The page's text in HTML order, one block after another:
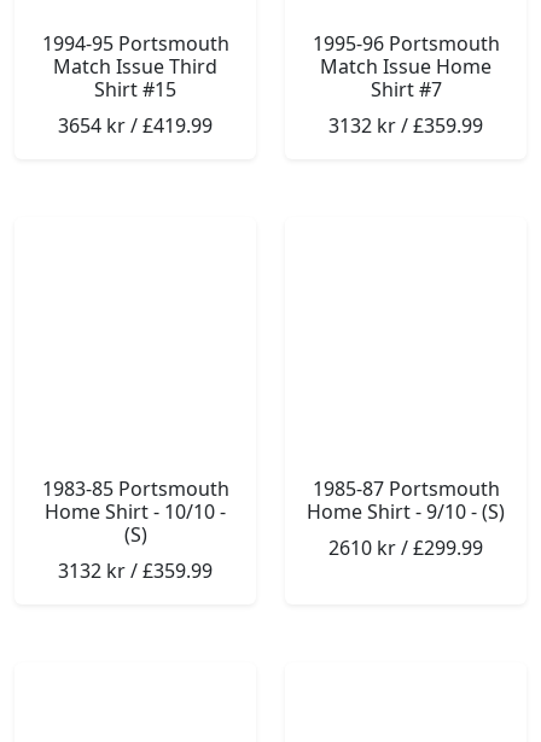
1994-95 Portsmouth
Match Issue Third
Shirt #15
3654 kr / £419.99
1995-96 Portsmouth
Match Issue Home
Shirt #7
3132 kr / £359.99
1983-85 Portsmouth
Home Shirt - 10/10 -
(S)
3132 kr / £359.99
1985-87 Portsmouth
Home Shirt - 9/10 - (S)
2610 kr / £299.99